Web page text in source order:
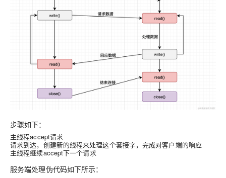
步骤如下：
主线程accept请求
请求到达，创建新的线程来处理这个套接字，完成对客户端的响应
主线程继续accept下一个请求
服务端处理伪代码如下所示：